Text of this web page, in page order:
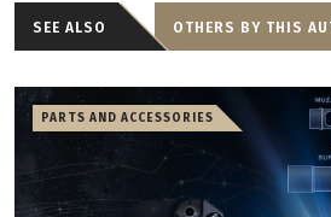
SEE ALSO OTHERS BY THIS
PARTS AND ACCESSORIES